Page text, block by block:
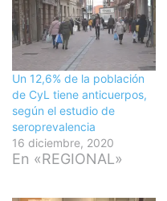
Un 12,6% de la población
de CyL tiene anticuerpos,
según el estudio de
seroprevalencia
16 diciembre, 2020
En «REGIONAL»